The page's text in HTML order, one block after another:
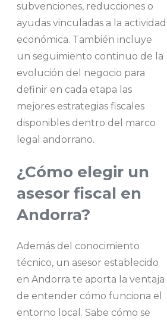
subvenciones, reducciones o
ayudas vinculadas a la actividad
económica. También incluye
un seguimiento continuo de la
evolución del negocio para
definir en cada etapa las
mejores estrategias fiscales
disponibles dentro del marco
legal andorrano.
¿Cómo elegir un
asesor fiscal en
Andorra?
Además del conocimiento
técnico, un asesor establecido
en Andorra te aporta la ventaja
de entender cómo funciona el
entorno local. Sabe cómo se